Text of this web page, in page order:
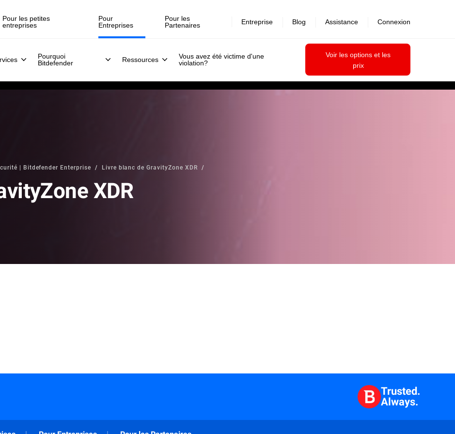
Pour les petites
entreprises
Pour
Entreprises
Pourquoi
Bitdefender
Ressources
Vous avez été victime d'une
violation?
Voir les options et les
prix
Pour les
Partenaires
Entreprise Blog Assistance Connexion
| Bitdefender Enterprise Livre blanc de GravityZone XDR
XDR
Trusted.
Always.